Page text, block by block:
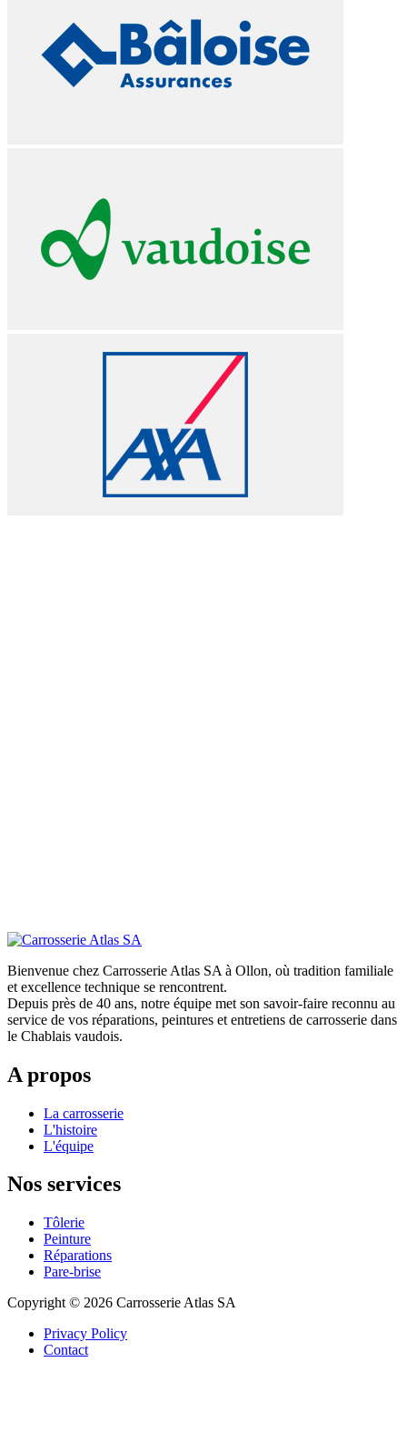
Bienvenue chez Carrosserie Atlas SA à Ollon, où tradition familiale
et excellence technique se rencontrent.
Depuis près de 40 ans, notre équipe met son savoir-faire reconnu au
service de vos réparations, peintures et entretiens de carrosserie dans
le Chablais vaudois.
A propos
La carrosserie
L'histoire
L'équipe
Nos services
Tôlerie
Peinture
Réparations
Pare-brise
Copyright © 2026 Carrosserie Atlas SA
Privacy Policy
Contact